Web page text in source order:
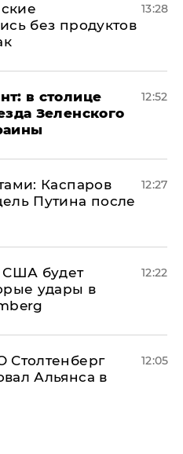
без продуктов
13:28
в столице
Зеленского
12:52
Каспаров
Путина после
12:27
США будет
удары в
12:22
Столтенберг
Альянса в
12:05